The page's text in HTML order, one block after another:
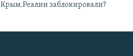
Крым.Реалии заблокировали?